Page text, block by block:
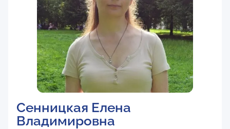
Сенницкая Елена
Владимировна